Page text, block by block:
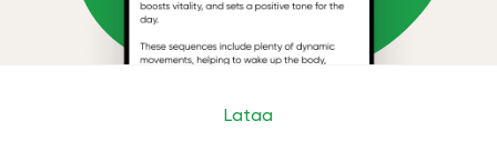
Lataa